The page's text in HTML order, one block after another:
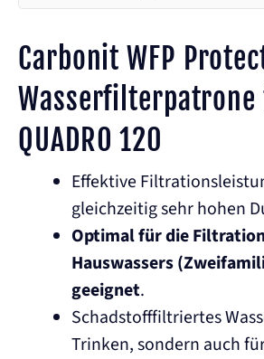
Carbonit WFP
QUADRO 120
Effektive
gleichzeitig sehr hohen
Optimal für die
Hauswassers
geeignet.
Schadstofffiltriertes
Trinken, sondern auch